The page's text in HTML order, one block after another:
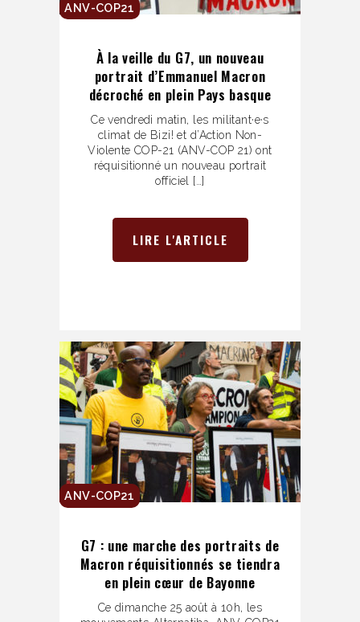
ANV-COP21
À la veille du G7, un nouveau
portrait d’Emmanuel Macron
décroché en plein Pays basque
Ce vendredi matin, les militant·e·s
climat de Bizi! et d’Action Non-
Violente COP-21 (ANV-COP 21) ont
réquisitionné un nouveau portrait
officiel […]
LIRE L'ARTICLE
ANV-COP21
G7 : une marche des portraits de
Macron réquisitionnés se tiendra
en plein cœur de Bayonne
Ce dimanche 25 août à 10h, les